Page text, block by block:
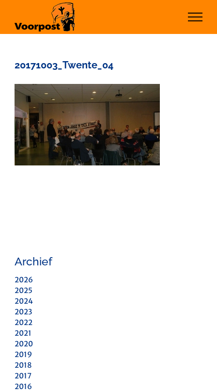
inhoud
20171003_Twente_04
Archief
2026
2025
2024
2023
2022
2021
2020
2019
2018
2017
2016